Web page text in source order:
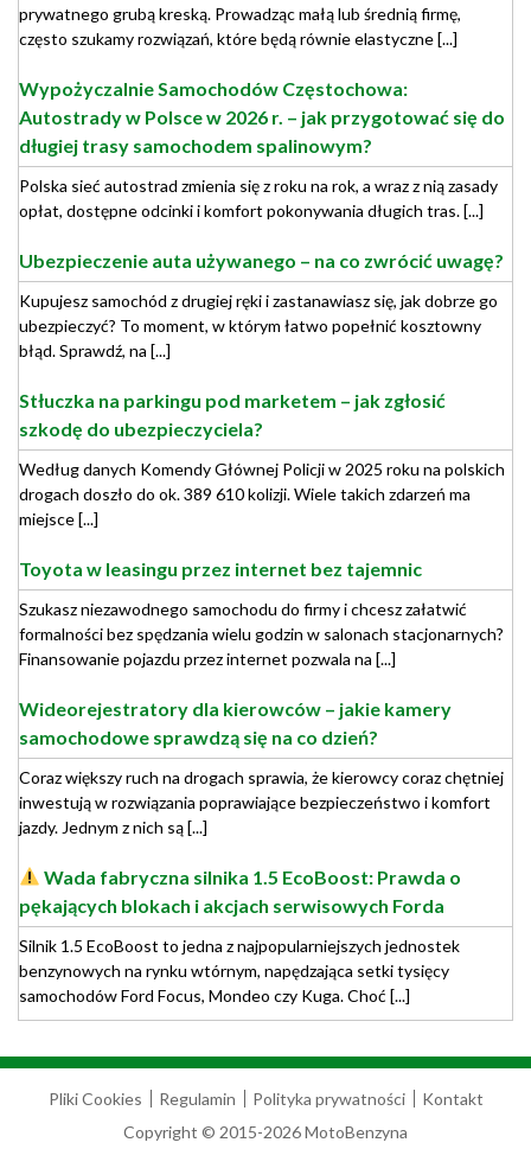
prywatnego grubą kreską. Prowadząc małą lub średnią firmę,
często szukamy rozwiązań, które będą równie elastyczne [...]
Wypożyczalnie Samochodów Częstochowa:
Autostrady w Polsce w 2026 r. – jak przygotować się do
długiej trasy samochodem spalinowym?
Polska sieć autostrad zmienia się z roku na rok, a wraz z nią zasady
opłat, dostępne odcinki i komfort pokonywania długich tras. [...]
Ubezpieczenie auta używanego – na co zwrócić uwagę?
Kupujesz samochód z drugiej ręki i zastanawiasz się, jak dobrze go
ubezpieczyć? To moment, w którym łatwo popełnić kosztowny
błąd. Sprawdź, na [...]
Stłuczka na parkingu pod marketem – jak zgłosić
szkodę do ubezpieczyciela?
Według danych Komendy Głównej Policji w 2025 roku na polskich
drogach doszło do ok. 389 610 kolizji. Wiele takich zdarzeń ma
miejsce [...]
Toyota w leasingu przez internet bez tajemnic
Szukasz niezawodnego samochodu do firmy i chcesz załatwić
formalności bez spędzania wielu godzin w salonach stacjonarnych?
Finansowanie pojazdu przez internet pozwala na [...]
Wideorejestratory dla kierowców – jakie kamery
samochodowe sprawdzą się na co dzień?
Coraz większy ruch na drogach sprawia, że kierowcy coraz chętniej
inwestują w rozwiązania poprawiające bezpieczeństwo i komfort
jazdy. Jednym z nich są [...]
Wada fabryczna silnika 1.5 EcoBoost: Prawda o
pękających blokach i akcjach serwisowych Forda
Silnik 1.5 EcoBoost to jedna z najpopularniejszych jednostek
benzynowych na rynku wtórnym, napędzająca setki tysięcy
samochodów Ford Focus, Mondeo czy Kuga. Choć [...]
Pliki Cookies Regulamin Polityka prywatności
Kontakt
Copyright © 2015-2026 MotoBenzyna